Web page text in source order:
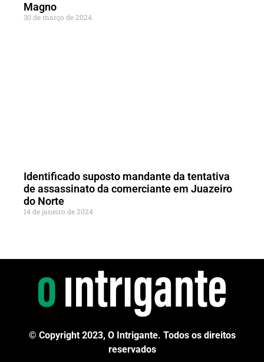
Magno
30 de março de 2024
Identificado suposto mandante da tentativa
de assassinato da comerciante em Juazeiro
do Norte
14 de janeiro de 2024
© Copyright 2023, O Intrigante. Todos os direitos
reservados